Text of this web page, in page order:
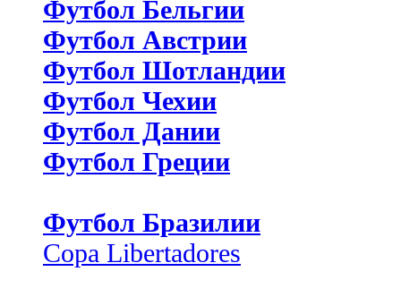
Футбол Бельгии
Футбол Австрии
Футбол Шотландии
Футбол Чехии
Футбол Дании
Футбол Греции
Футбол Бразилии
Copa Libertadores